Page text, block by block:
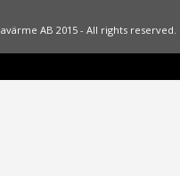
AB 2015 - All rights reserved.